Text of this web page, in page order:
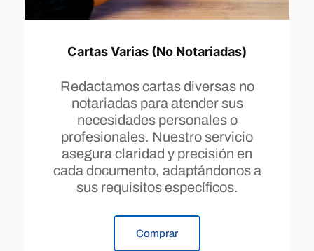
Cartas Varias (No Notariadas)
Redactamos cartas diversas no
notariadas para atender sus
necesidades personales o
profesionales. Nuestro servicio
asegura claridad y precisión en
cada documento, adaptándonos a
sus requisitos específicos.
Comprar